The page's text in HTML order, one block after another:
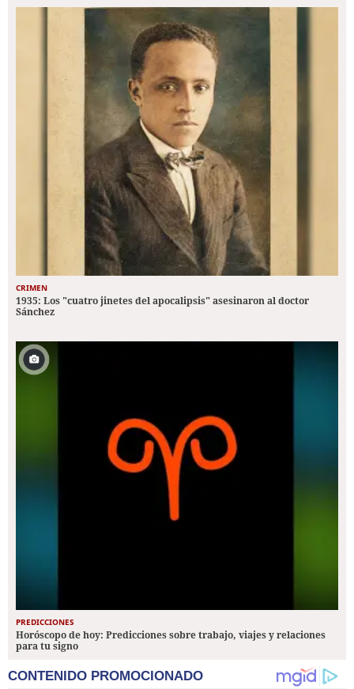
CRIMEN
1935: Los "cuatro jinetes del apocalipsis" asesinaron al doctor
Sánchez
PREDICCIONES
Horóscopo de hoy: Predicciones sobre trabajo, viajes y relaciones
para tu signo
CONTENIDO PROMOCIONADO